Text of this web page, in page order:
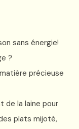
sans énergie!
?
précieuse
de la laine pour
plats mijoté,